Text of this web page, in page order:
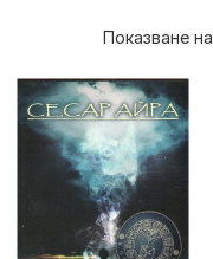
Показване на